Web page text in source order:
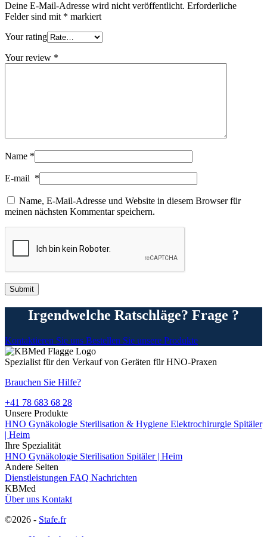
Deine E-Mail-Adresse wird nicht veröffentlicht. Erforderliche
Felder sind mit * markiert
Your rating
Your review *
Name *
E-mail *
Name, E-Mail-Adresse und Website in diesem Browser für
meinen nächsten Kommentar speichern.
Irgendwelche Ratschläge? Frage ?
Kontaktieren Sie uns Bestellen Sie unsere Produkte
Spezialist für den Verkauf von Geräten für HNO-Praxen
Brauchen Sie Hilfe?
+41 78 683 68 28
Unsere Produkte
HNO Gynäkologie Sterilisation & Hygiene Elektrochirurgie Spitäler
| Heim
Ihre Spezialität
HNO Gynäkologie Sterilisation Spitäler | Heim
Andere Seiten
Dienstleistungen FAQ Nachrichten
KBMed
Über uns Kontakt
©2026 - Stafe.fr